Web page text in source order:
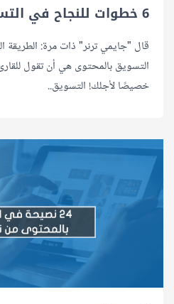
6 خطوات للنجاح في التسويق بالمحتوى
قال "جايمي ترنر" ذات مرة:
التسويق بالمحتوى هي أن تقول
خصيصًا لأجلك! التسويق..